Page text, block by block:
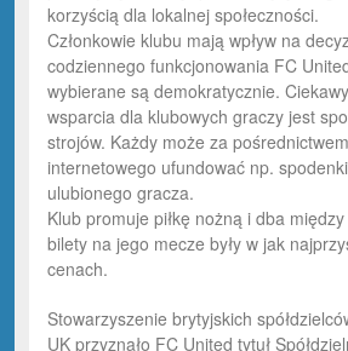
korzyścią dla lokalnej społeczności.
Członkowie klubu mają wpływ na
codziennego funkcjonowania FC
wybierane są demokratycznie.
wsparcia dla klubowych graczy jest
strojów. Każdy może za
internetowego ufundować np.
ulubionego gracza.
Klub promuje piłkę nożną i dba
bilety na jego mecze były w jak
cenach.
Stowarzyszenie brytyjskich
UK przyznało FC United tytuł